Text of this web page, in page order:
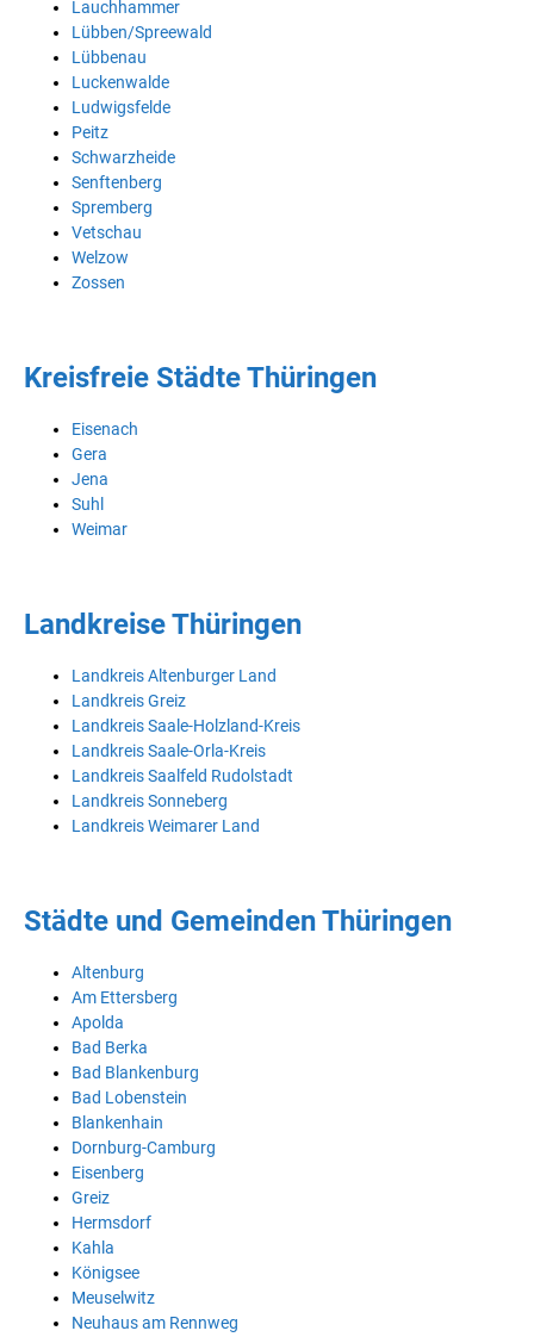
Lauchhammer
Lübben/Spreewald
Lübbenau
Luckenwalde
Ludwigsfelde
Peitz
Schwarzheide
Senftenberg
Spremberg
Vetschau
Welzow
Zossen
Kreisfreie Städte Thüringen
Eisenach
Gera
Jena
Suhl
Weimar
Landkreise Thüringen
Landkreis Altenburger Land
Landkreis Greiz
Landkreis Saale-Holzland-Kreis
Landkreis Saale-Orla-Kreis
Landkreis Saalfeld Rudolstadt
Landkreis Sonneberg
Landkreis Weimarer Land
Städte und Gemeinden Thüringen
Altenburg
Am Ettersberg
Apolda
Bad Berka
Bad Blankenburg
Bad Lobenstein
Blankenhain
Dornburg-Camburg
Eisenberg
Greiz
Hermsdorf
Kahla
Königsee
Meuselwitz
Neuhaus am Rennweg